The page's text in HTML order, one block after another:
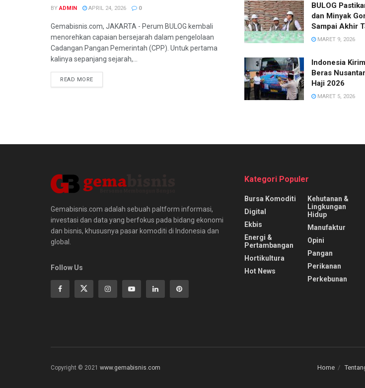
BY ADMIN APRIL 24, 2026 0
Gemabisnis.com, JAKARTA - Perum BULOG kembali
menorehkan capaian bersejarah dalam pengelolaan
Cadangan Pangan Pemerintah (CPP). Untuk pertama
kalinya sepanjang sejarah,...
READ MORE
BULOG
dan Minyak
Sampai Akhir
MARET 9, 2026
Indonesia
Beras
Haji 2026
MARET 5, 2026
Gemabisnis.com adalah sebuah paltform informasi,
investasi dan data yang berfokus pada bidang ekonomi
dan bisnis, khususnya pasar komoditi di Indonesia dan
global.
Follow Us
Kategori Populer
Bursa Komoditi
Digital
Ekbis
Energi &
Pertambangan
Hortikultura
Hot News
Kehutanan &
Lingkungan
Hidup
Manufaktur
Opini
Pangan
Perikanan
Perkebunan
Home
Copyright © 2021 www.gemabisnis.com